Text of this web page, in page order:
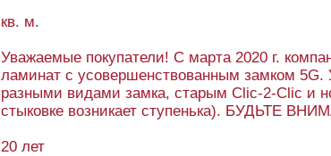
кв. м.
Уважаемые покупатели! С марта 2020 г.
ламинат с усовершенствованным замком 5G.
разными видами замка, старым Clic-2-Clic
стыковке возникает ступенька). БУДЬТЕ
20 лет